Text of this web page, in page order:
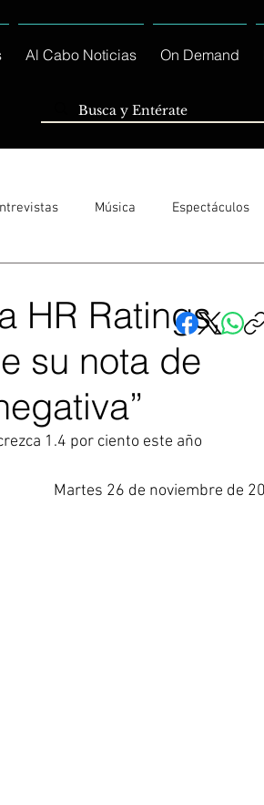
Al Cabo Noticias On Demand
Música Espectáculos
Columnas Locales Los Cabos
HR Ratings,
su nota de
1.4 por ciento este año
Martes 26 de noviembre de